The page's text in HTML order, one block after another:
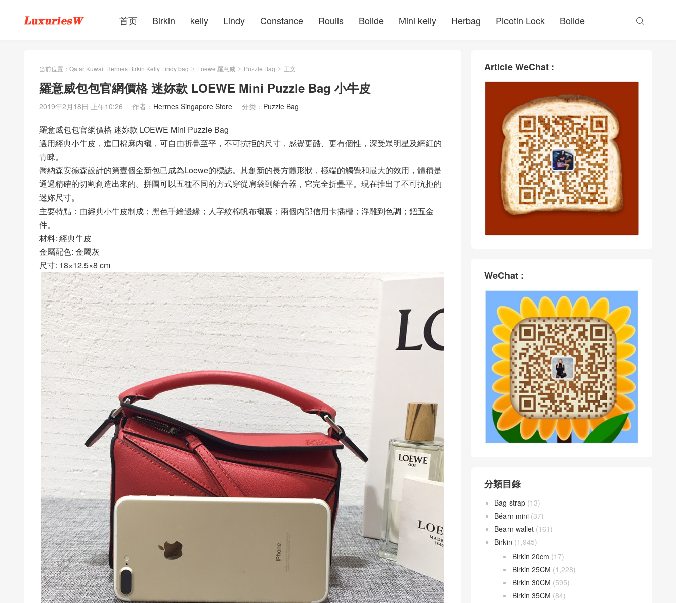
首页 Birkin kelly Lindy Constance Roulis Bolide Mini kelly Herbag Picotin Lock Bolide 
当前位置： Qatar Kuwait Hermes Birkin Kelly Lindy bag > Loewe 羅意威 > Puzzle Bag > 正文
羅意威包包官網價格 迷妳款 LOEWE Mini Puzzle Bag 小牛皮
2019年2月18日 上午10:26 作者： Hermes Singapore Store 分类： Puzzle Bag
羅意威包包官網價格 迷妳款 LOEWE Mini Puzzle Bag
選用經典小牛皮，進囗棉麻內襯，可自由折疊至平，不可抗拒的尺寸，感覺更酷、更有個性，深受眾明星及網紅的
青睞。
喬納森安德森設計的第壹個全新包已成為Loewe的標誌。其創新的長方體形狀，極端的觸覺和最大的效用，體積是
通過精確的切割創造出來的。拼圖可以五種不同的方式穿從肩袋到離合器，它完全折疊平。現在推出了不可抗拒的
迷妳尺寸。
主要特點：由經典小牛皮制成；黑色手繪邊緣；人字紋棉帆布襯裏；兩個內部信用卡插槽；浮雕到色調；鈀五金
件。
材料: 經典牛皮
金屬配色: 金屬灰
尺寸: 18×12.5×8 cm
Article WeChat :
WeChat :
分類目錄
Bag strap (13)
Béarn mini (37)
Bearn wallet (161)
Birkin (1,945)
Birkin 20cm (17)
Birkin 25CM (1,228)
Birkin 30CM (595)
Birkin 35CM (84)